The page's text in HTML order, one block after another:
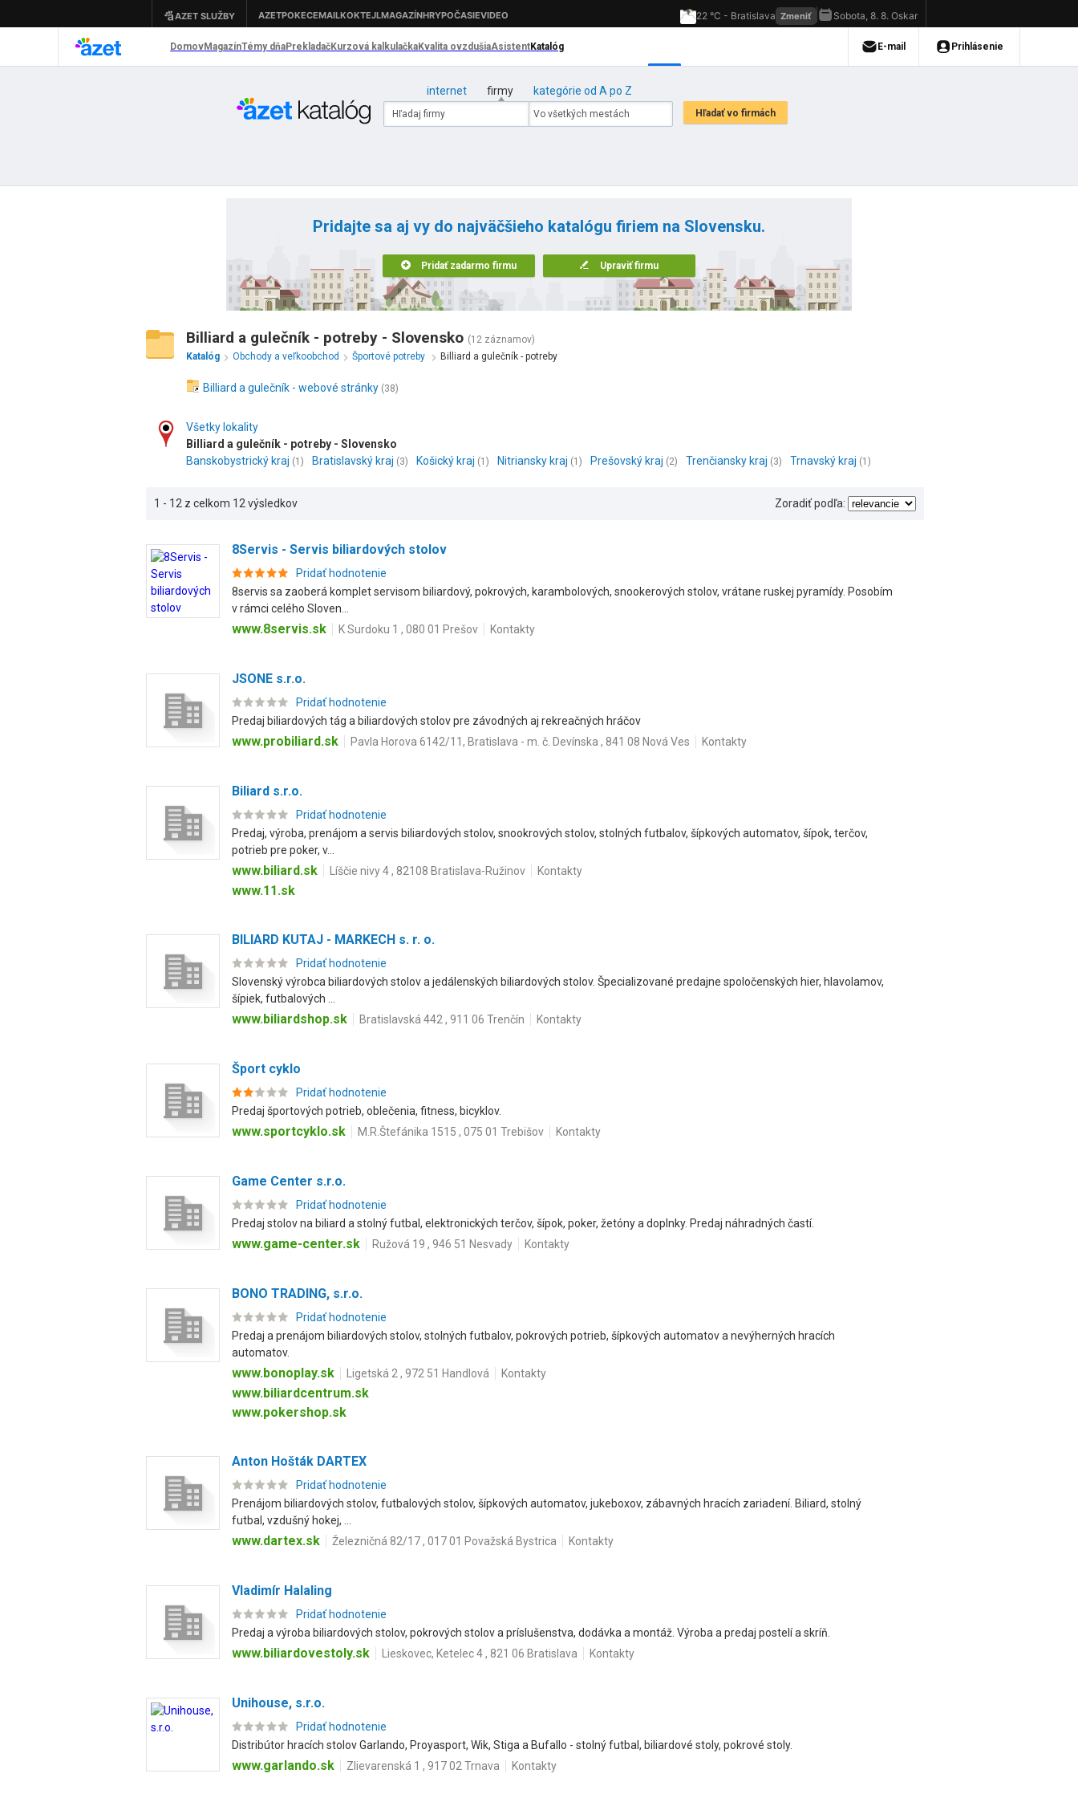
internet firmy kategórie od A po Z
Pridajte sa aj vy do najväčšieho katalógu firiem na Slovensku.
Pridať zadarmo firmu Upraviť firmu
Billiard a gulečník - potreby - Slovensko (12 záznamov)
Katalóg
Obchody a veľkoobchod Športové potreby Billiard a gulečník - potreby
Billiard a gulečník - webové stránky (38)
Všetky lokality
Billiard a gulečník - potreby - Slovensko
Banskobystrický kraj (1) Bratislavský kraj (3) Košický kraj (1) Nitriansky kraj (1) Prešovský kraj (2) Trenčiansky kraj (3) Trnavský kraj (1)
1 - 12 z celkom 12 výsledkov Zoradiť podľa:
8Servis - Servis biliardových stolov
Pridať hodnotenie
8servis sa zaoberá komplet servisom biliardový, pokrových, karambolových, snookerových stolov, vrátane ruskej pyramídy. Posobím
v rámci celého Sloven...
www.8servis.sk K Surdoku 1 , 080 01 Prešov Kontakty
JSONE s.r.o.
Pridať hodnotenie
Predaj biliardových tág a biliardových stolov pre závodných aj rekreačných hráčov
www.probiliard.sk Pavla Horova 6142/11, Bratislava - m. č. Devínska , 841 08 Nová Ves Kontakty
Biliard s.r.o.
Pridať hodnotenie
Predaj, výroba, prenájom a servis biliardových stolov, snookrových stolov, stolných futbalov, šípkových automatov, šípok, terčov,
potrieb pre poker, v...
www.biliard.sk Líščie nivy 4 , 82108 Bratislava-Ružinov Kontakty
www.11.sk
BILIARD KUTAJ - MARKECH s. r. o.
Pridať hodnotenie
Slovenský výrobca biliardových stolov a jedálenských biliardových stolov. Špecializované predajne spoločenských hier, hlavolamov,
šípiek, futbalových ...
www.biliardshop.sk Bratislavská 442 , 911 06 Trenčín Kontakty
Šport cyklo
Pridať hodnotenie
Predaj športových potrieb, oblečenia, fitness, bicyklov.
www.sportcyklo.sk M.R.Štefánika 1515 , 075 01 Trebišov Kontakty
Game Center s.r.o.
Pridať hodnotenie
Predaj stolov na biliard a stolný futbal, elektronických terčov, šípok, poker, žetóny a doplnky. Predaj náhradných častí.
www.game-center.sk Ružová 19 , 946 51 Nesvady Kontakty
BONO TRADING, s.r.o.
Pridať hodnotenie
Predaj a prenájom biliardových stolov, stolných futbalov, pokrových potrieb, šípkových automatov a nevýherných hracích
automatov.
www.bonoplay.sk Ligetská 2 , 972 51 Handlová Kontakty
www.biliardcentrum.sk
www.pokershop.sk
Anton Hošták DARTEX
Pridať hodnotenie
Prenájom biliardových stolov, futbalových stolov, šípkových automatov, jukeboxov, zábavných hracích zariadení. Biliard, stolný
futbal, vzdušný hokej, ...
www.dartex.sk Železničná 82/17 , 017 01 Považská Bystrica Kontakty
Vladimír Halaling
Pridať hodnotenie
Predaj a výroba biliardových stolov, pokrových stolov a príslušenstva, dodávka a montáž. Výroba a predaj postelí a skríň.
www.biliardovestoly.sk Lieskovec, Ketelec 4 , 821 06 Bratislava Kontakty
Unihouse, s.r.o.
Pridať hodnotenie
Distribútor hracích stolov Garlando, Proyasport, Wik, Stiga a Bufallo - stolný futbal, biliardové stoly, pokrové stoly.
www.garlando.sk Zlievarenská 1 , 917 02 Trnava Kontakty